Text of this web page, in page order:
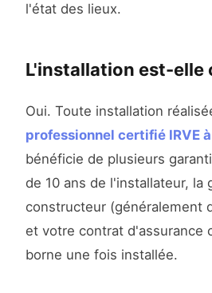
l'état des lieux.
L'installation est-elle
Oui. Toute installation
professionnel certifié IRVE
bénéficie de plusieurs
de 10 ans de l'installateur, la
constructeur (généralement
et votre contrat d'assurance
borne une fois installée.